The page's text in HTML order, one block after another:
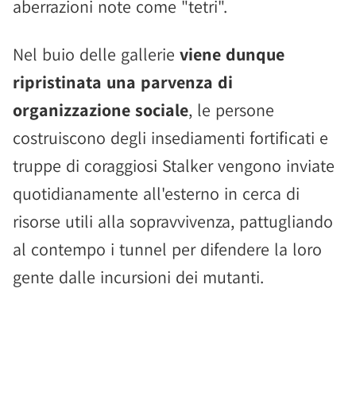
aberrazioni note come "tetri".
Nel buio delle gallerie viene dunque
ripristinata una parvenza di
organizzazione sociale, le persone
costruiscono degli insediamenti fortificati e
truppe di coraggiosi Stalker vengono inviate
quotidianamente all'esterno in cerca di
risorse utili alla sopravvivenza, pattugliando
al contempo i tunnel per difendere la loro
gente dalle incursioni dei mutanti.